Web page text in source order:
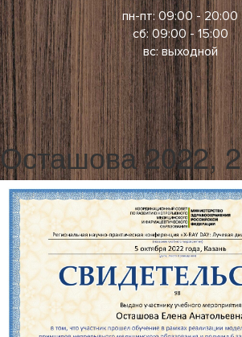
пн-пт: 09:00 - 20:00
сб: 09:00 - 15:00
вс: выходной
Осташова 2022, 2